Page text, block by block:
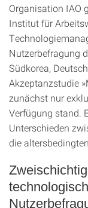
Organisation IAO
Institut für
Nutzerbefragung
Südkorea,
Akzeptanzstudie
zunächst nur
Verfügung stand.
Unterschieden
die